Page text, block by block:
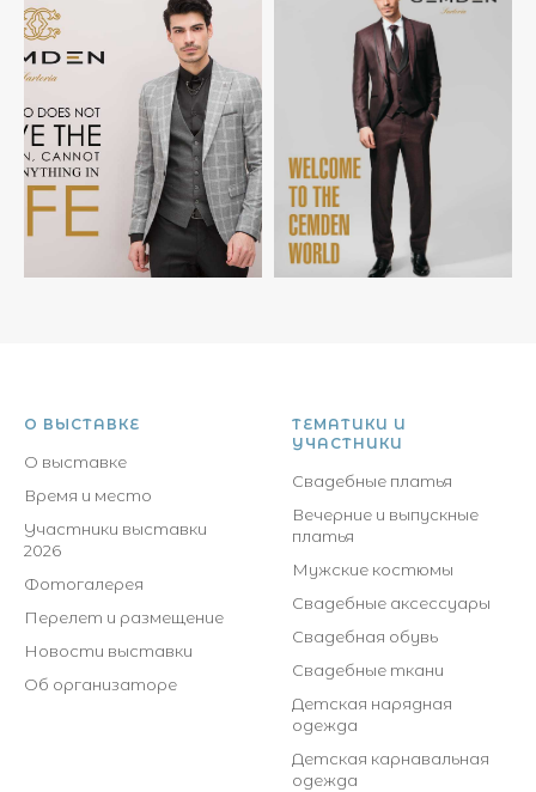
О ВЫСТАВКЕ
О выставке
Время и место
Участники выставки
2026
Фотогалерея
Перелет и размещение
Новости выставки
Об организаторе
ТЕМАТИКИ И
УЧАСТНИКИ
Свадебные платья
Вечерние и выпускные
платья
Мужские костюмы
Свадебные аксессуары
Свадебная обувь
Свадебные ткани
Детская нарядная
одежда
Детская карнавальная
одежда